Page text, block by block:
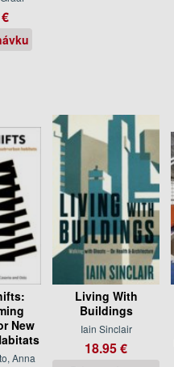
New
Anna
Living With
Buildings
Iain Sinclair
18.95 €